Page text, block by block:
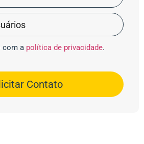
com a política de privacidade.
Contato